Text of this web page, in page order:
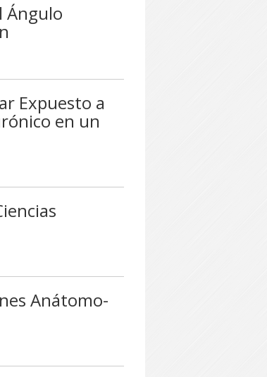
Ángulo
Expuesto a
en un
Anátomo-